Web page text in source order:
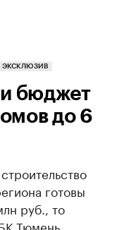
ЭКСКЛЮЗИВ
бюджет
до 6
готовы
руб., то
Тюмень